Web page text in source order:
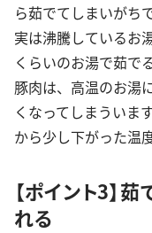
ら茹でてしまいがち
実は沸騰しているお
くらいのお湯で茹で
豚肉は、高温のお湯
くなってしまういま
から少し下がった温
【ポイント3】
れる